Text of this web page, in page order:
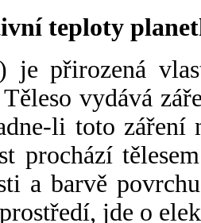
teploty
je přirozená
Těleso vydává
li toto záření
prochází
a barvě
jde o